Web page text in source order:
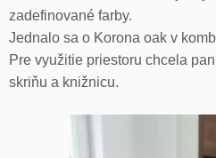
zadefinované farby.
Jednalo sa o Korona oak v
Pre využitie priestoru chcela
skriňu a knižnicu.